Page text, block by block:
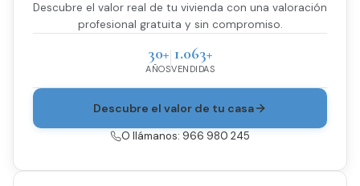
Descubre el valor real de tu vivienda con una valoración
profesional gratuita y sin compromiso.
30+
AÑOS
1.063+
VENDIDAS
Descubre el valor de tu casa
O llámanos: 966 980 245